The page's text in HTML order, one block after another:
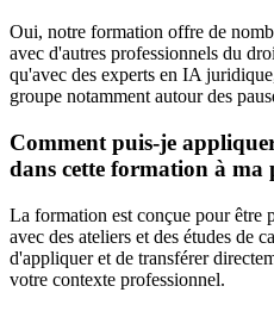
Oui, notre formation offre de
avec d'autres professionnels du
qu'avec des experts en IA
groupe notamment autour des
Comment puis-je
dans cette formation à
La formation est conçue pour être
avec des ateliers et des études de
d'appliquer et de transférer
votre contexte professionnel.